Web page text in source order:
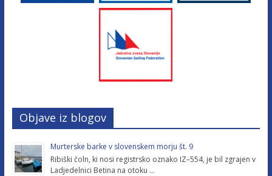
Objave iz blogov
Murterske barke v slovenskem morju št. 9
Ribiški čoln, ki nosi registrsko oznako IZ–554, je bil zgrajen v
Ladjedelnici Betina na otoku …